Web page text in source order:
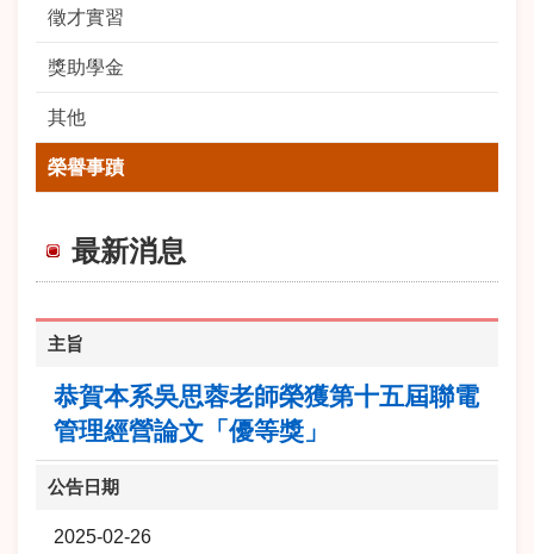
徵才實習
獎助學金
其他
榮譽事蹟
最新消息
主旨
恭賀本系吳思蓉老師榮獲第十五屆聯電
管理經營論文「優等獎」
公告日期
2025-02-26